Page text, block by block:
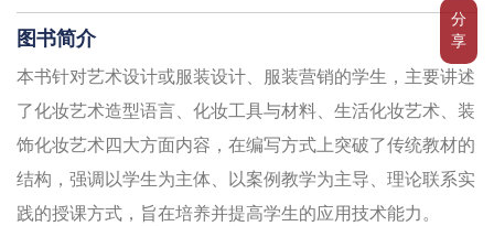
分
享
图书简介
本书针对艺术设计或服装设计、服装营销的学生，主要讲述
了化妆艺术造型语言、化妆工具与材料、生活化妆艺术、装
饰化妆艺术四大方面内容，在编写方式上突破了传统教材的
结构，强调以学生为主体、以案例教学为主导、理论联系实
践的授课方式，旨在培养并提高学生的应用技术能力。